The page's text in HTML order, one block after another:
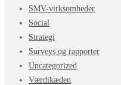
SMV-virksomheder
Social
Strategi
Surveys og rapporter
Uncategorized
Værdikæden